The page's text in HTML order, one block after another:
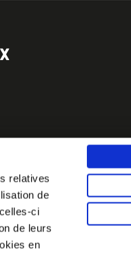
relatives
de
ci
de leurs
en